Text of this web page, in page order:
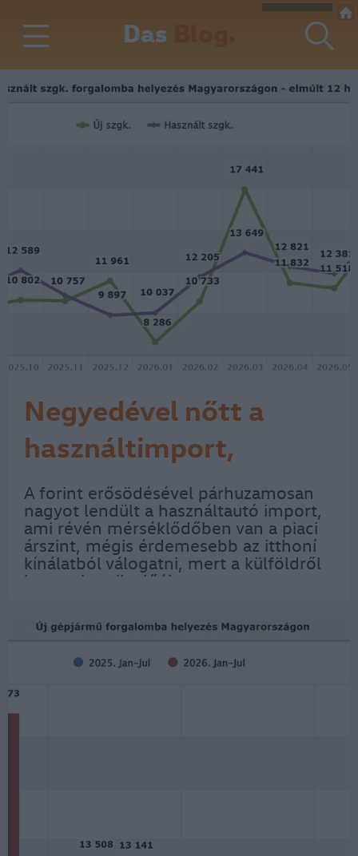
Das
Negyedével nőtt a
használtimport,
csökkenőben az itthoni
kínálati árak
A forint erősödésével párhuzamosan
nagyot lendült a használtautó import,
ami révén mérséklődőben van a piaci
árszint, mégis érdemesebb az itthoní
kínálatból válogatni, mert a külföldről
hozott kocsik előélete nem
keresztül. Július végéig…